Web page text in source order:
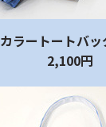
カラートートバ
2,100円